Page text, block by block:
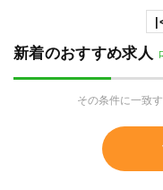
新着のおすすめ求人
その条件に一致